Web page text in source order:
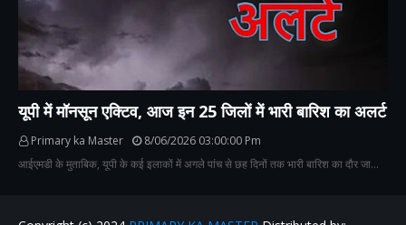
यूपी में मॉनसून एक्टिव, आज इन 25 जिलों में भारी बारिश का अलर्ट
Primary ka Master
8/06/2026 03:00:00 Pm
आईएमडी के मुताबिक, यूपी के कई इलाकों में अगले पांच से छह दिनों तक भारी बारिश का दौर जा…